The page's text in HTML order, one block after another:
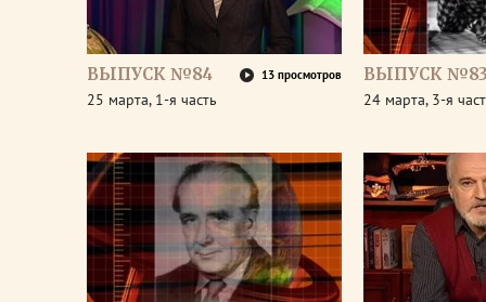
ВЫПУСК №84 13 просмотров
25 марта, 1-я часть
ВЫПУСК
24 марта, 3-я